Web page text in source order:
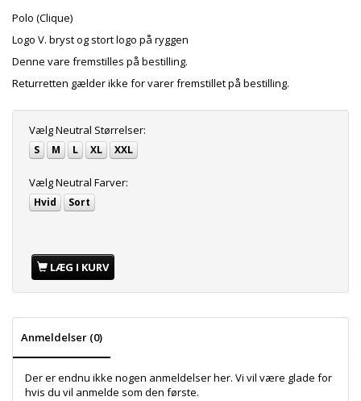
Polo (Clique)
Logo V. bryst og stort logo på ryggen
Denne vare fremstilles på bestilling.
Returretten gælder ikke for varer fremstillet på bestilling.
VælgNeutral Størrelser:
S M L XL XXL
VælgNeutral Farver:
Hvid Sort
LÆG I KURV
Anmeldelser (0)
Der er endnu ikke nogen anmeldelser her. Vi vil være glade for
hvis du vil anmelde som den første.